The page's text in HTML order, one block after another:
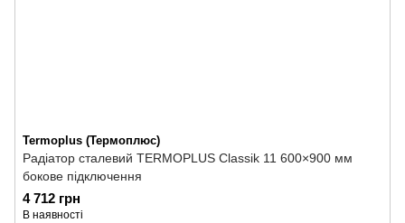
Termoplus (Термоплюс)
Радіатор сталевий TERMOPLUS Classik 11 600×900 мм
бокове підключення
4 712 грн
В наявності